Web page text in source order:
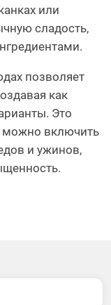
или
сладость,
позволяет
как
Это
можно включить
и ужинов,